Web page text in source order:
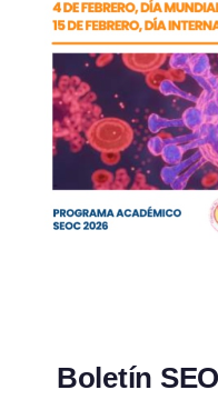
Boletín